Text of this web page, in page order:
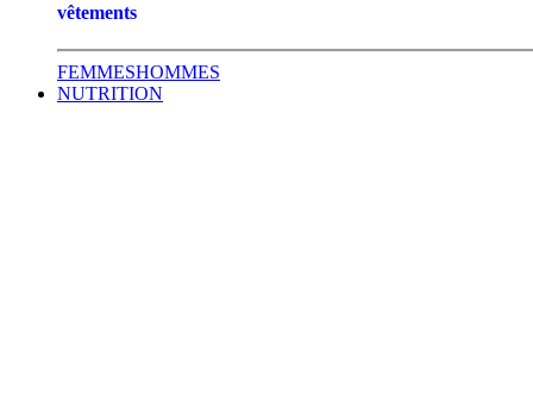
vêtements
FEMMESHOMMES
NUTRITION